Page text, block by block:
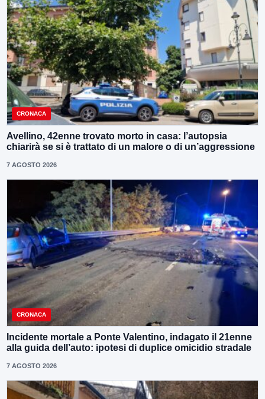
CRONACA
Avellino, 42enne trovato morto in casa: l’autopsia
chiarirà se si è trattato di un malore o di un’aggressione
7 AGOSTO 2026
CRONACA
Incidente mortale a Ponte Valentino, indagato il 21enne
alla guida dell’auto: ipotesi di duplice omicidio stradale
7 AGOSTO 2026